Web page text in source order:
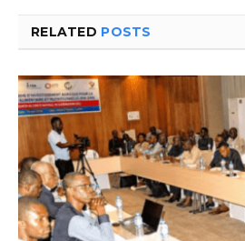
RELATED POSTS